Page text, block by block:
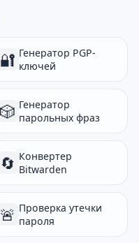
🔐 Генератор PGP-
ключей
🎲 Генератор
парольных фраз
🔄 Конвертер
Bitwarden
🚨 Проверка утечки
пароля